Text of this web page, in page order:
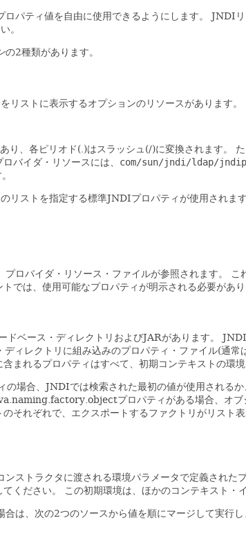
パティ値を自由に使用できるようにします。
JNDIリ
。
の2種類があります。
ストに表示するオプションのリソースがあります。
り、各ピリオド(.)はスラッシュ(/)に変換されます。
バイダ・リソースには、 com/sun/jndi/ldap/
ストを指定する標準JNDIプロパティが使用されます
ロバイダ・リソース・ファイルが参照されます。
こ
では、使用可能なプロパティが明示される必要があ
ベース・ディレクトリおよびJARがあります。
ディレクトリに組み込みのプロパティ・ファイル(通常
まれるプロパティはすべて、初期コンテキストの環境
場合、JNDIでは検索された最初の値が使用される
プロパティがある場合、オ
それぞれで、エクスポートするファクトリがリスト表
ストラクタに渡される環境パラメータで定義され
ください。 この初期環境は、ほかのコンテキスト・
は、次の2つのソースから値を順にマージして実行し